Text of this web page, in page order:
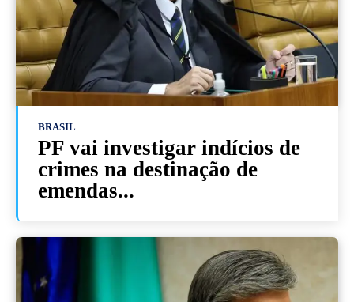
BRASIL
PF vai investigar indícios de
crimes na destinação de
emendas...